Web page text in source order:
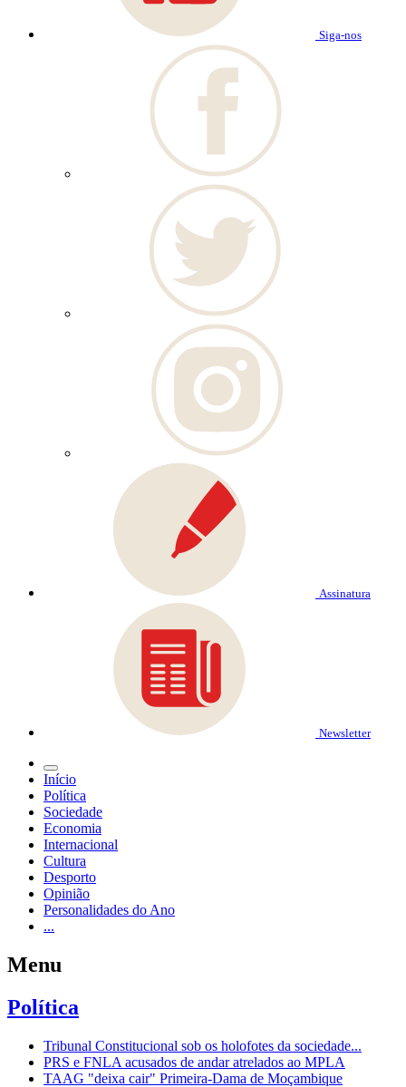
Siga-nos
Assinatura
Newsletter
Início
Política
Sociedade
Economia
Internacional
Cultura
Desporto
Opinião
Personalidades do Ano
...
Menu
Política
Tribunal Constitucional sob os holofotes da sociedade...
PRS e FNLA acusados de andar atrelados ao MPLA
TAAG "deixa cair" Primeira-Dama de Moçambique